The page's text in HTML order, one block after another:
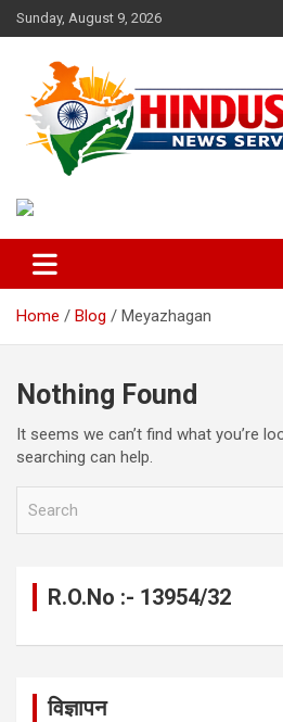
Skip
to
Sunday, August 9, 2026
Hindustan News
Home Blog Meyazhagan
Nothing Found
It seems we can’t find what you’re
searching can help.
R.O.No :- 13954/32
विज्ञापन